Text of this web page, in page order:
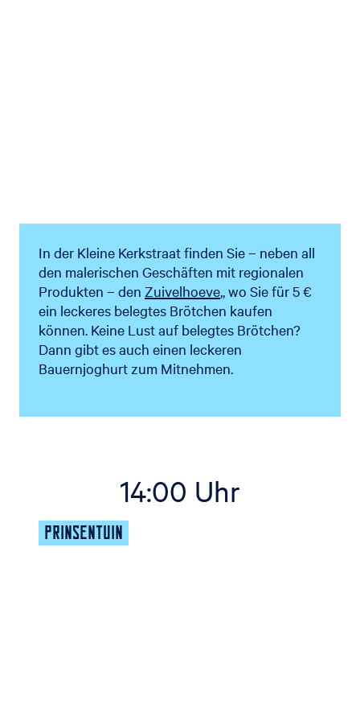
In der Kleine Kerkstraat finden Sie – neben all
den malerischen Geschäften mit regionalen
Produkten – den Zuivelhoeve,, wo Sie für 5 €
ein leckeres belegtes Brötchen kaufen
können. Keine Lust auf belegtes Brötchen?
Dann gibt es auch einen leckeren
Bauernjoghurt zum Mitnehmen.
14:00 Uhr
PRINSENTUIN